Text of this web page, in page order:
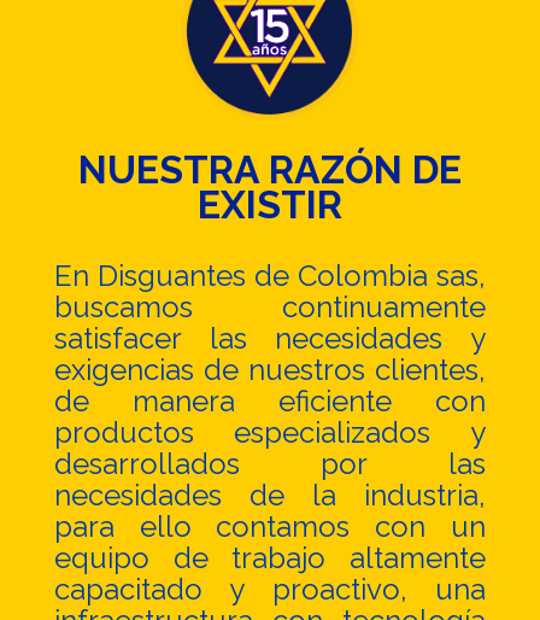
NUESTRA RAZÓN DE
EXISTIR
En Disguantes de Colombia sas,
buscamos continuamente
satisfacer las necesidades y
exigencias de nuestros clientes,
de manera eficiente con
productos especializados y
desarrollados por las
necesidades de la industria,
para ello contamos con un
equipo de trabajo altamente
capacitado y proactivo, una